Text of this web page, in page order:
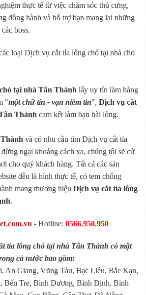
thực tế từ việc chăm sóc thú cưng,
đồng hành và hỗ trợ bạn mang lại những
boss.
loại Dịch vụ cắt tỉa lông chó tại nhà cho
tại nhà Tân Thành lấy uy tín làm hàng
"một chữ tín - vạn niềm tin", Dịch vụ cắt
Thành cam kết làm bạn hài lòng.
và có nhu cầu tìm Dịch vụ cắt tỉa
ngại khoảng cách xa, chúng tôi sẽ cử
cho quý khách hàng. Tất cả các sản
đều là hình thực tế, có tem chống
mang thương hiệu Dịch vụ cắt tỉa lông
.
- Hotline: 0566.950.950
tỉa lông chó tại nhà Tân Thành có mặt
cả nước bao gồm:
An Giang, Vũng Tàu, Bạc Liêu, Bắc Kạn,
Bến Tre, Bình Dương, Bình Định, Bình